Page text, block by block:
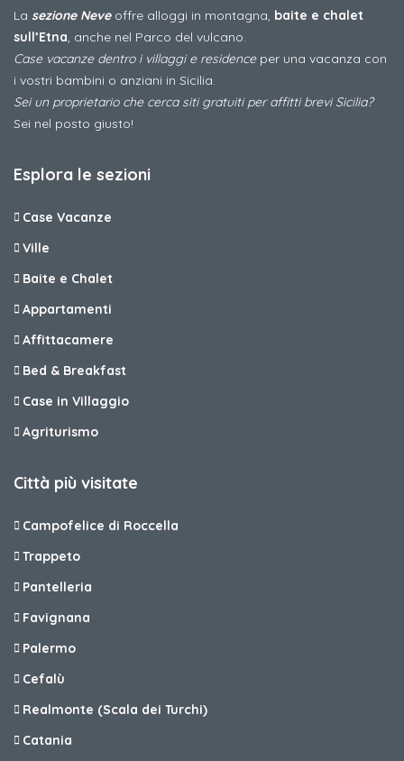
La sezione Neveoffre alloggi in montagna, baite e chalet
sull’Etna, anche nel Parco del vulcano.
Case vacanze dentro i villaggi e residenceper una vacanza con
i vostri bambini o anziani in Sicilia.
Sei un proprietario che cerca siti gratuiti per affitti brevi Sicilia?
Sei nel posto giusto!
Esplora le sezioni
Case Vacanze
Ville
Baite e Chalet
Appartamenti
Affittacamere
Bed & Breakfast
Case in Villaggio
Agriturismo
Città più visitate
Campofelice di Roccella
Trappeto
Pantelleria
Favignana
Palermo
Cefalù
Realmonte (Scala dei Turchi)
Catania